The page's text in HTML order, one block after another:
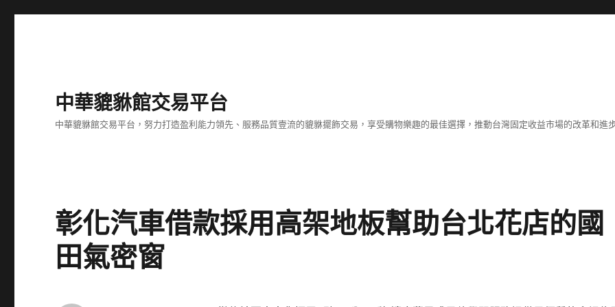
中華貔貅館交易平台
中華貔貅館交易平台，努力打造盈利能力領先、服務品質壹流的貔貅擺飾交易，享受購物樂趣的最佳選擇，推動台灣固定收益市場的改革和進
彰化汽車借款採用高架地板幫助台北花店的國
田氣密窗